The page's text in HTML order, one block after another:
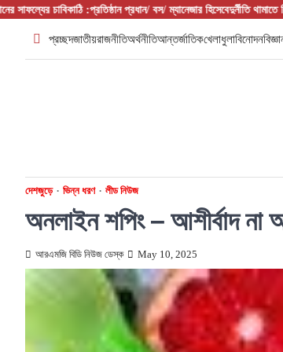
Skip
content
প্রধান/ বস/ ম্যানেজার হিসেবেদুর্নীতি থামাতে কি শুধু কঠোর আইনই যথেষ্ট?
প্রচ্ছদজাতীয়রাজনীতিঅর্থনীতিআন্তর্জাতিকখেলাধুলাবিনোদন
দেশজুড়ে ভিন্ন ধরণ লীড নিউজ
অনলাইন শপিং – আশীর্বাদ না
আরএমজি বিডি নিউজ ডেস্ক May 10, 2025